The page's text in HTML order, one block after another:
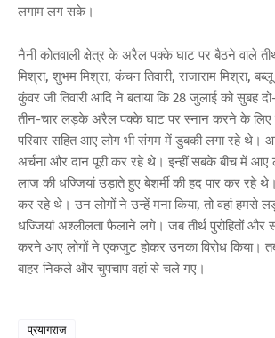
लगाम लग सके।
नैनी कोतवाली क्षेत्र के अरैल पक्के घाट पर बैठने वाले तीर्थ
मिश्रा, शुभम मिश्रा, कंचन तिवारी, राजाराम मिश्रा,
कुंवर जी तिवारी आदि ने बताया कि 28 जुलाई को सुबह
तीन-चार लड़के अरैल पक्के घाट पर स्नान करने के लिए
परिवार सहित आए लोग भी संगम में डुबकी लगा रहे थे।
अर्चना और दान पूरी कर रहे थे। इन्हीं सबके बीच में
लाज की धज्जियां उड़ाते हुए बेशर्मी की हद पार कर रहे
कर रहे थे। उन लोगों ने उन्हें मना किया, तो वहां
धज्जियां अश्लीलता फैलाने लगे। जब तीर्थ पुरोहितों और
करने आए लोगों ने एकजुट होकर उनका विरोध किया।
बाहर निकले और चुपचाप वहां से चले गए।
प्रयागराज